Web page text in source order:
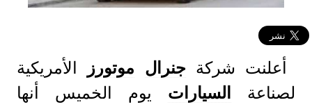
أعلنت شركة جنرال موتورز
الأمريكية
لصناعة
السيارات يوم الخميس أنها